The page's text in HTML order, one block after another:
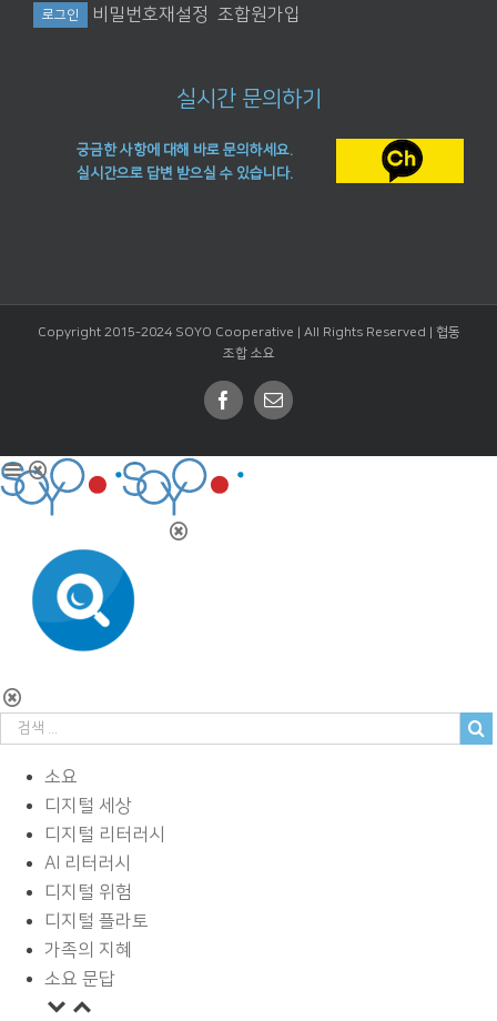
비밀번호재설정 조합원가입
실시간 문의하기
궁금한 사항에 대해 바로 문의하세요.
실시간으로 답변 받으실 수 있습니다.
Copyright 2015-2024 SOYO Cooperative | All Rights Reserved | 협동
조합 소요
Facebook
Email
소요
디지털 세상
디지털 리터러시
AI 리터러시
디지털 위험
디지털 플라토
가족의 지혜
소요 문답